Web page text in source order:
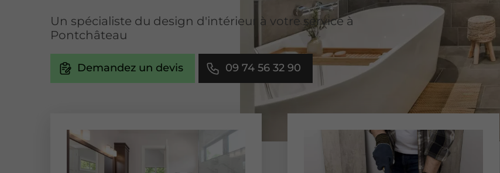
Un spécialiste du design d'intérieur à votre service à
Pontchâteau
Demandez un devis 09 74 56 32 90